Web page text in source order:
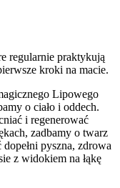
regularnie praktykują
kroki na macie.
Lipowego
o ciało i oddech.
i regenerować
zadbamy o twarz
pyszna, zdrowa
z widokiem na łąkę